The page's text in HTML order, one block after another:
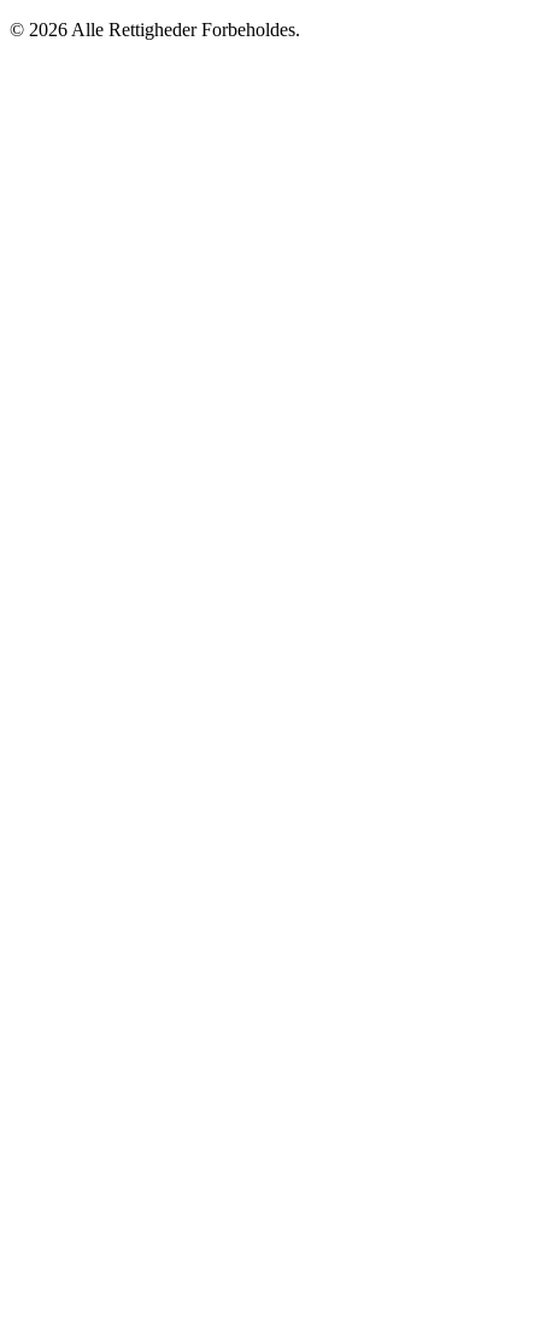
© 2026 Alle Rettigheder Forbeholdes.